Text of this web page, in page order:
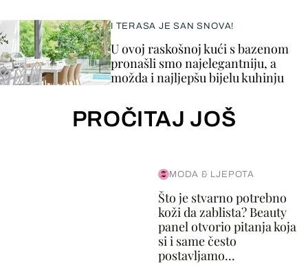
I TERASA JE SAN SNOVA!
U ovoj raskošnoj kući s bazenom
pronašli smo najelegantniju, a
možda i najljepšu bijelu kuhinju
PROČITAJ JOŠ
MODA & LJEPOTA
Što je stvarno potrebno
koži da zablista? Beauty
panel otvorio pitanja koja
si i same često
postavljamo...